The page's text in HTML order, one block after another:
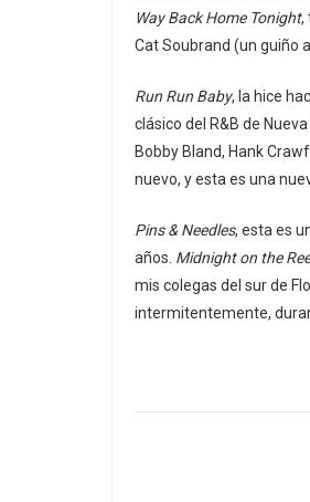
Way Back Home Tonight,
Cat Soubrand (un guiño
Run Run Baby, la hice
clásico del R&B de
Bobby Bland, Hank
nuevo, y esta es una
Pins & Needles, esta es
años. Midnight on the
mis colegas del sur de
intermitentemente,